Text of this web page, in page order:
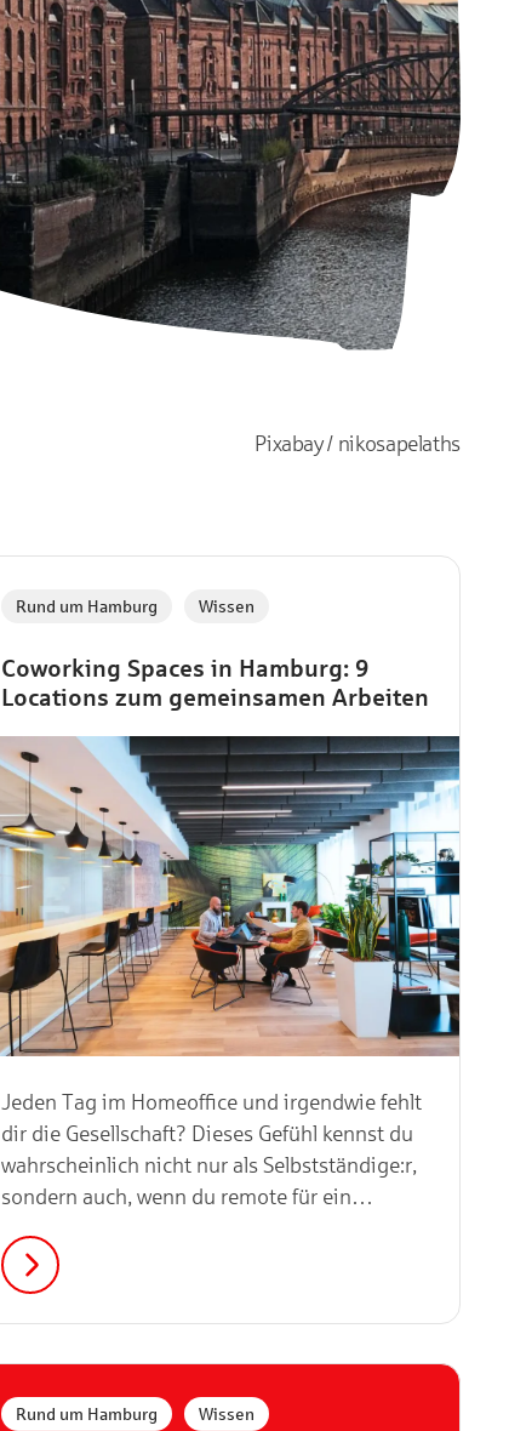
Pixabay / nikosapelaths
Coworking Spaces in Hamburg: 9
Locations zum gemeinsamen Arbeiten
Rund um Hamburg Wissen
Jeden Tag im Homeoffice und irgendwie fehlt
dir die Gesellschaft? Dieses Gefühl kennst du
wahrscheinlich nicht nur als Selbstständige:r,
sondern auch, wenn du remote für ein
den ganzen Globus verstreut ist. Aber keine
Sorge! Wir haben die Lösung für dich: coole
Coworking Spaces, in denen du gemeinsam
Rund um Hamburg Wissen